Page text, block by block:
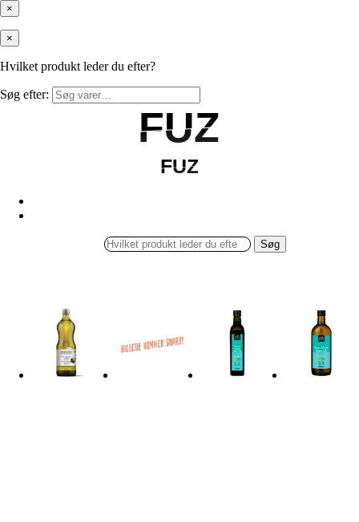
×
×
Hvilket produkt leder du efter?
Søg efter:
FUZ
FUZ
FUZ
FUZ
Søg